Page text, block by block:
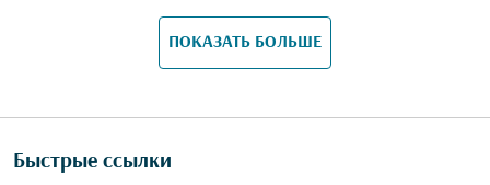
ПОКАЗАТЬ БОЛЬШЕ
Быстрые ссылки